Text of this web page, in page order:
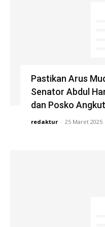
Pastikan Arus
Senator Abdul
dan Posko
redaktur - 25 Maret 2025